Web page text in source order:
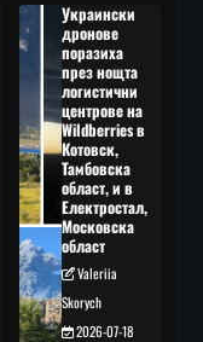
Украински
дронове
поразиха
през нощта
логистични
центрове на
Wildberries в
Котовск,
Тамбовска
област, и в
Електростал,
Московска
област
Valeriia
Skorych
2026-07-18